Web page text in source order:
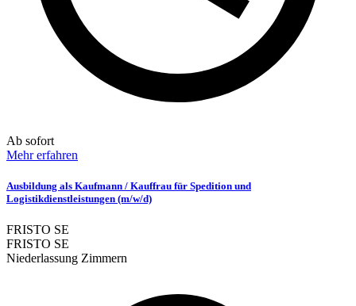
Ab sofort
Mehr erfahren
Ausbildung als Kaufmann / Kauffrau für Spedition und
Logistikdienstleistungen (m/w/d)
FRISTO SE
FRISTO SE
Niederlassung Zimmern